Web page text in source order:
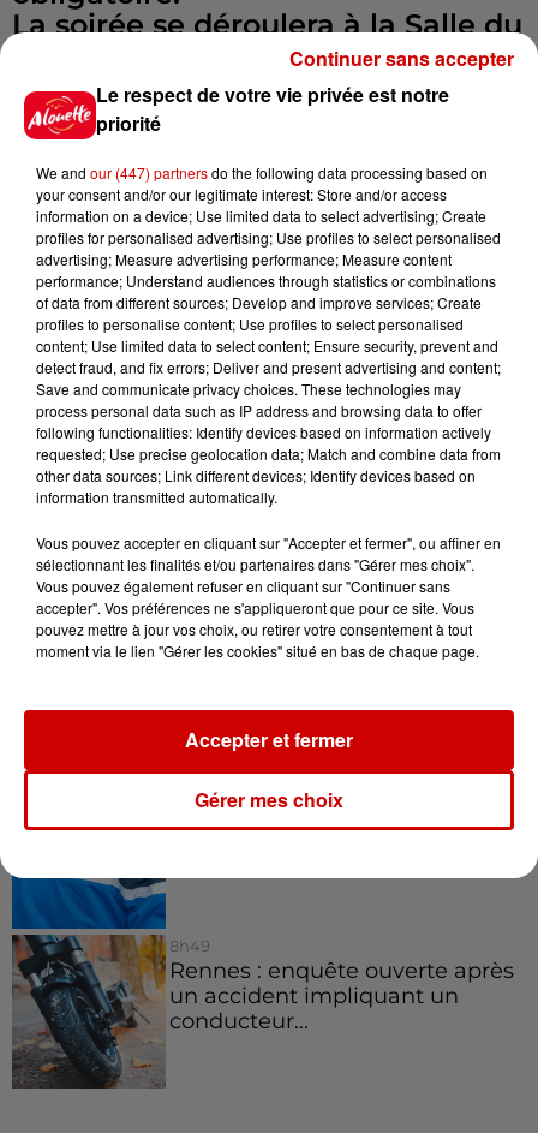
La soirée se déroulera à la Salle du
Moulin Rouge. L'ouverture des
portes est à 19 h jusqu' à 2 h. Le
vestiaire est gratuit.
Un bracelet différent sera attribué
aux mineurs et aux adultes pour le
bar.
La soirée sera animée par Ness
Sound System.
Les inscriptions sont sur place ou
en pré-vente auprès de Virginie
06.18.04.92.26
Infos
Voir plus
12h41
La comédienne rochefortaise
Dominique Frot est décédée
11h12
L’église de cette commune
Incendies suspects en Deux-
Sèvres et en Maine-et-Loire :
8h49
Rennes : enquête ouverte après
un accident impliquant un
conducteur...
Le respect de votre vie privée est notre
priorité
We and our (447) partnersdo the following data processing based on
your consent and/or our legitimate interest: Store and/or access
information on a device; Use limited data to select advertising; Create
profiles for personalised advertising; Use profiles to select personalised
advertising; Measure advertising performance; Measure content
performance; Understand audiences through statistics or combinations
of data from different sources; Develop and improve services; Create
profiles to personalise content; Use profiles to select personalised
content; Use limited data to select content; Ensure security, prevent and
detect fraud, and fix errors; Deliver and present advertising and content;
Save and communicate privacy choices. These technologies may
process personal data such as IP address and browsing data to offer
following functionalities: Identify devices based on information actively
requested; Use precise geolocation data; Match and combine data from
other data sources; Link different devices; Identify devices based on
information transmitted automatically.
Vous pouvez accepter en cliquant sur "Accepter et fermer", ou affiner en
sélectionnant les finalités et/ou partenaires dans "Gérer mes choix".
Vous pouvez également refuser en cliquant sur "Continuer sans
accepter". Vos préférences ne s'appliqueront que pour ce site. Vous
pouvez mettre à jour vos choix, ou retirer votre consentement à tout
moment via le lien "Gérer les cookies" situé en bas de chaque page.
Gérer mes choix
Accepter et fermer
Continuer sans accepter